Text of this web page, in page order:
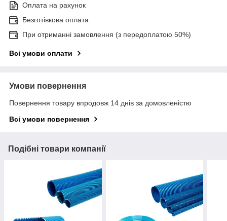
Оплата на рахунок
Безготівкова оплата
При отриманні замовлення (з передоплатою 50%)
Всі умови оплати
Умови повернення
Повернення товару впродовж 14 днів за домовленістю
Всі умови повернення
Подібні товари компанії